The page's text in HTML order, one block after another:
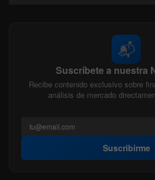
📬
Suscríbete a nuestra
Recibe contenido exclusivo sobre
análisis de mercado
Suscribirme